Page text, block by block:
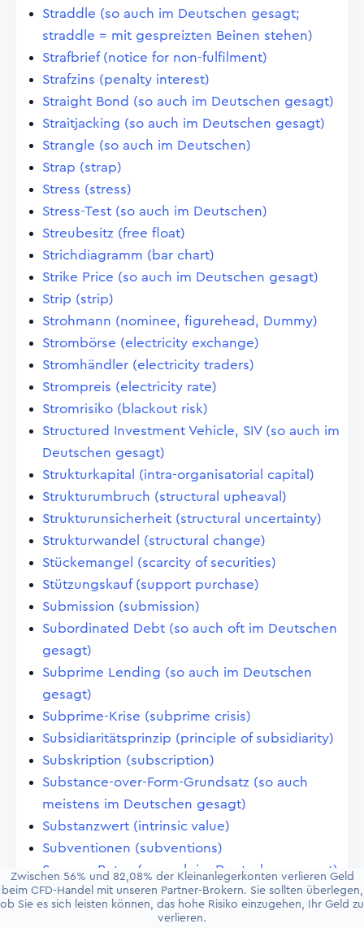
Straddle (so auch im Deutschen gesagt;
straddle = mit gespreizten Beinen stehen)
Strafbrief (notice for non-fulfilment)
Strafzins (penalty interest)
Straight Bond (so auch im Deutschen gesagt)
Straitjacking (so auch im Deutschen gesagt)
Strangle (so auch im Deutschen)
Strap (strap)
Stress (stress)
Stress-Test (so auch im Deutschen)
Streubesitz (free float)
Strichdiagramm (bar chart)
Strike Price (so auch im Deutschen gesagt)
Strip (strip)
Strohmann (nominee, figurehead, Dummy)
Strombörse (electricity exchange)
Stromhändler (electricity traders)
Strompreis (electricity rate)
Stromrisiko (blackout risk)
Structured Investment Vehicle, SIV (so auch im
Deutschen gesagt)
Strukturkapital (intra-organisatorial capital)
Strukturumbruch (structural upheaval)
Strukturunsicherheit (structural uncertainty)
Strukturwandel (structural change)
Stückemangel (scarcity of securities)
Stützungskauf (support purchase)
Submission (submission)
Subordinated Debt (so auch oft im Deutschen
gesagt)
Subprime Lending (so auch im Deutschen
gesagt)
Subprime-Krise (subprime crisis)
Subsidiaritätsprinzip (principle of subsidiarity)
Subskription (subscription)
Substance-over-Form-Grundsatz (so auch
meistens im Deutschen gesagt)
Substanzwert (intrinsic value)
Subventionen (subventions)
Success Rates (so auch im Deutschen gesagt)
Sühnegeld (atonement fee, expiation fee)
Sunset-Vorbehalt (sunset clause)
Zwischen 56% und 82,08% der Kleinanlegerkonten verlieren Geld
beim CFD-Handel mit unseren Partner-Brokern. Sie sollten überlegen,
ob Sie es sich leisten können, das hohe Risiko einzugehen, Ihr Geld zu
verlieren.